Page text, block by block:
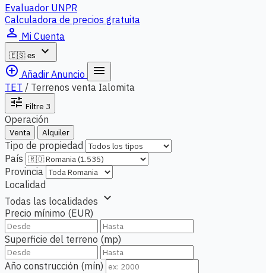
Evaluador UNPR
Calculadora de precios gratuita
person_outline Mi Cuenta
🇪🇸 es
expand_more
add_circle_outline Añadir Anuncio menu
TET / Terrenos venta Ialomita
tune Filtre 3
Operación
Venta Alquiler
Tipo de propiedad
País
Provincia
Localidad
Todas las localidades expand_more
Precio mínimo (EUR)
Superficie del terreno (mp)
Año construcción (mín)